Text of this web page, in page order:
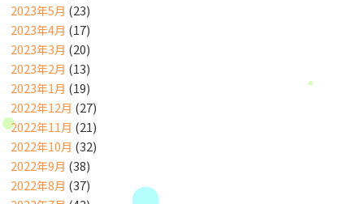
2023年5月 (23)
2023年4月 (17)
2023年3月 (20)
2023年2月 (13)
2023年1月 (19)
2022年12月 (27)
2022年11月 (21)
2022年10月 (32)
2022年9月 (38)
2022年8月 (37)